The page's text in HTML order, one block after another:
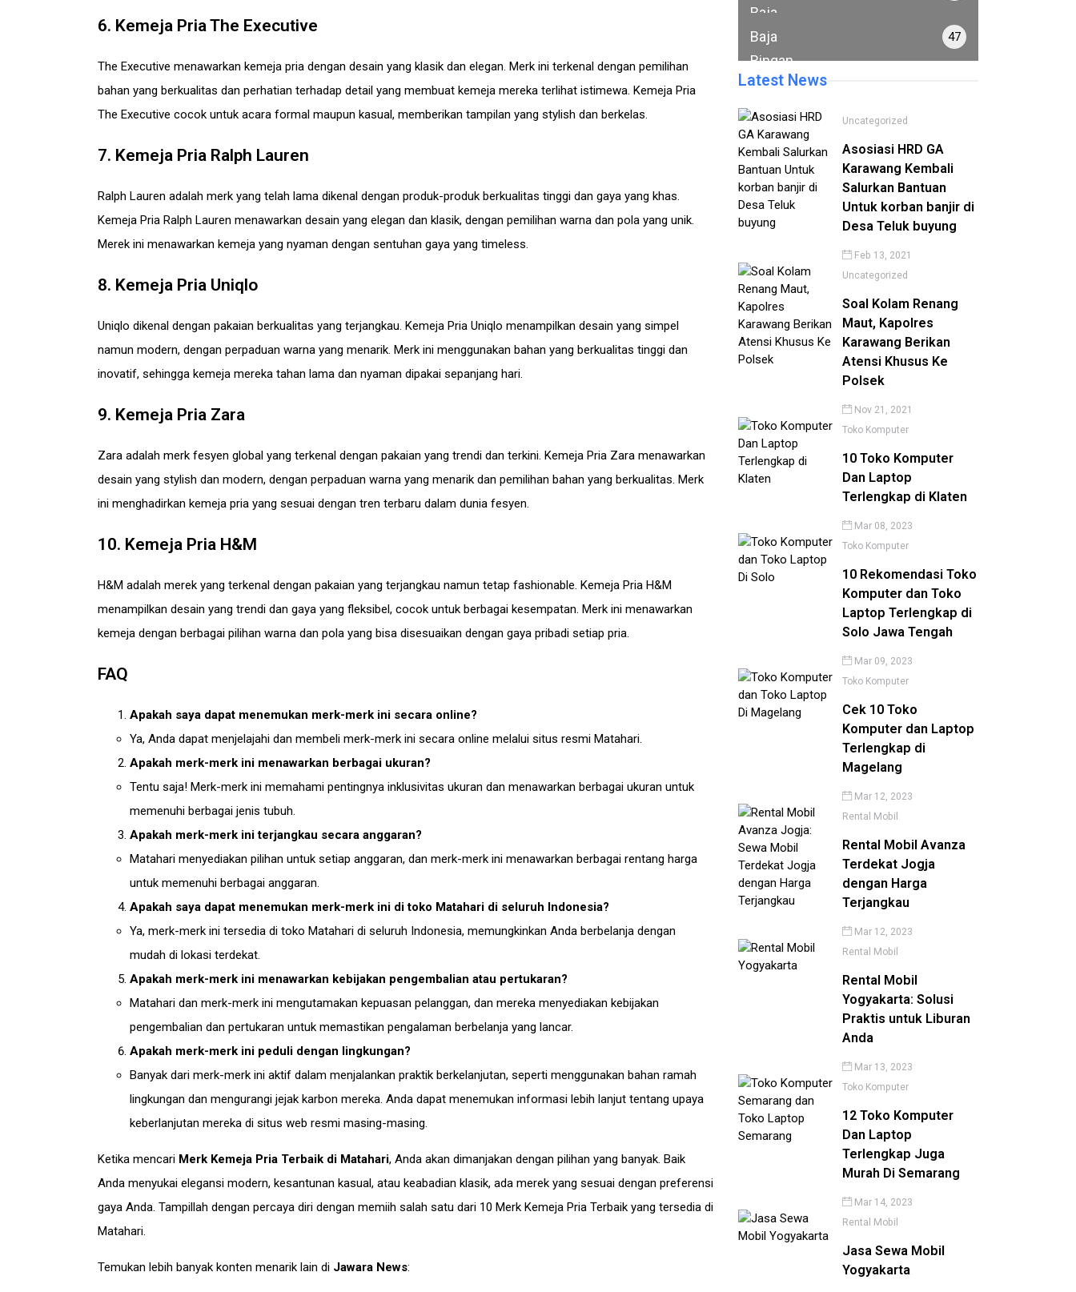
6. Kemeja Pria The Executive
The Executive menawarkan kemeja pria dengan desain yang klasik dan elegan. Merk ini terkenal dengan pemilihan
bahan yang berkualitas dan perhatian terhadap detail yang membuat kemeja mereka terlihat istimewa. Kemeja Pria
The Executive cocok untuk acara formal maupun kasual, memberikan tampilan yang stylish dan berkelas.
7. Kemeja Pria Ralph Lauren
Ralph Lauren adalah merk yang telah lama dikenal dengan produk-produk berkualitas tinggi dan gaya yang khas.
Kemeja Pria Ralph Lauren menawarkan desain yang elegan dan klasik, dengan pemilihan warna dan pola yang unik.
Merek ini menawarkan kemeja yang nyaman dengan sentuhan gaya yang timeless.
8. Kemeja Pria Uniqlo
Uniqlo dikenal dengan pakaian berkualitas yang terjangkau. Kemeja Pria Uniqlo menampilkan desain yang simpel
namun modern, dengan perpaduan warna yang menarik. Merk ini menggunakan bahan yang berkualitas tinggi dan
inovatif, sehingga kemeja mereka tahan lama dan nyaman dipakai sepanjang hari.
9. Kemeja Pria Zara
Zara adalah merk fesyen global yang terkenal dengan pakaian yang trendi dan terkini. Kemeja Pria Zara menawarkan
desain yang stylish dan modern, dengan perpaduan warna yang menarik dan pemilihan bahan yang berkualitas. Merk
ini menghadirkan kemeja pria yang sesuai dengan tren terbaru dalam dunia fesyen.
10. Kemeja Pria H&M
H&M adalah merek yang terkenal dengan pakaian yang terjangkau namun tetap fashionable. Kemeja Pria H&M
menampilkan desain yang trendi dan gaya yang fleksibel, cocok untuk berbagai kesempatan. Merk ini menawarkan
kemeja dengan berbagai pilihan warna dan pola yang bisa disesuaikan dengan gaya pribadi setiap pria.
FAQ
Apakah saya dapat menemukan merk-merk ini secara online?
Ya, Anda dapat menjelajahi dan membeli merk-merk ini secara online melalui situs resmi Matahari.
Apakah merk-merk ini menawarkan berbagai ukuran?
Tentu saja! Merk-merk ini memahami pentingnya inklusivitas ukuran dan menawarkan berbagai ukuran untuk
memenuhi berbagai jenis tubuh.
Apakah merk-merk ini terjangkau secara anggaran?
Matahari menyediakan pilihan untuk setiap anggaran, dan merk-merk ini menawarkan berbagai rentang harga
untuk memenuhi berbagai anggaran.
Apakah saya dapat menemukan merk-merk ini di toko Matahari di seluruh Indonesia?
Ya, merk-merk ini tersedia di toko Matahari di seluruh Indonesia, memungkinkan Anda berbelanja dengan
mudah di lokasi terdekat.
Apakah merk-merk ini menawarkan kebijakan pengembalian atau pertukaran?
Matahari dan merk-merk ini mengutamakan kepuasan pelanggan, dan mereka menyediakan kebijakan
pengembalian dan pertukaran untuk memastikan pengalaman berbelanja yang lancar.
Apakah merk-merk ini peduli dengan lingkungan?
Banyak dari merk-merk ini aktif dalam menjalankan praktik berkelanjutan, seperti menggunakan bahan ramah
lingkungan dan mengurangi jejak karbon mereka. Anda dapat menemukan informasi lebih lanjut tentang upaya
keberlanjutan mereka di situs web resmi masing-masing.
Ketika mencari Merk Kemeja Pria Terbaik di Matahari, Anda akan dimanjakan dengan pilihan yang banyak. Baik
Anda menyukai elegansi modern, kesantunan kasual, atau keabadian klasik, ada merek yang sesuai dengan preferensi
gaya Anda. Tampillah dengan percaya diri dengan memiih salah satu dari 10 Merk Kemeja Pria Terbaik yang tersedia di
Matahari.
Temukan lebih banyak konten menarik lain di Jawara News:
Baja
Ringan
Baja
Ringan
47
Latest News
Uncategorized
Asosiasi HRD GA
Karawang Kembali
Salurkan Bantuan
Untuk korban banjir di
Desa Teluk buyung
Feb 13, 2021
Uncategorized
Soal Kolam Renang
Maut, Kapolres
Karawang Berikan
Atensi Khusus Ke
Polsek
Nov 21, 2021
Toko Komputer
10 Toko Komputer
Dan Laptop
Terlengkap di Klaten
Mar 08, 2023
Toko Komputer
10 Rekomendasi Toko
Komputer dan Toko
Laptop Terlengkap di
Solo Jawa Tengah
Mar 09, 2023
Toko Komputer
Cek 10 Toko
Komputer dan Laptop
Terlengkap di
Magelang
Mar 12, 2023
Rental Mobil
Rental Mobil Avanza
Terdekat Jogja
dengan Harga
Terjangkau
Mar 12, 2023
Rental Mobil
Rental Mobil
Yogyakarta: Solusi
Praktis untuk Liburan
Anda
Mar 13, 2023
Toko Komputer
12 Toko Komputer
Dan Laptop
Terlengkap Juga
Murah Di Semarang
Mar 14, 2023
Rental Mobil
Jasa Sewa Mobil
Yogyakarta